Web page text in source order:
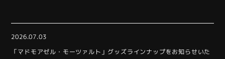
2026.07.03
「マドモアゼル・モーツァルト」グッズラインナップをお知らせいた